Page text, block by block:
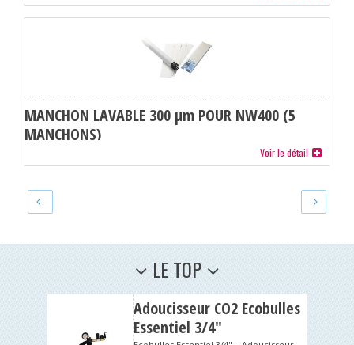
MANCHON LAVABLE 300 µm POUR NW400 (5
MANCHONS)
Voir le détail
LE TOP
Adoucisseur CO2 Ecobulles
Essentiel 3/4"